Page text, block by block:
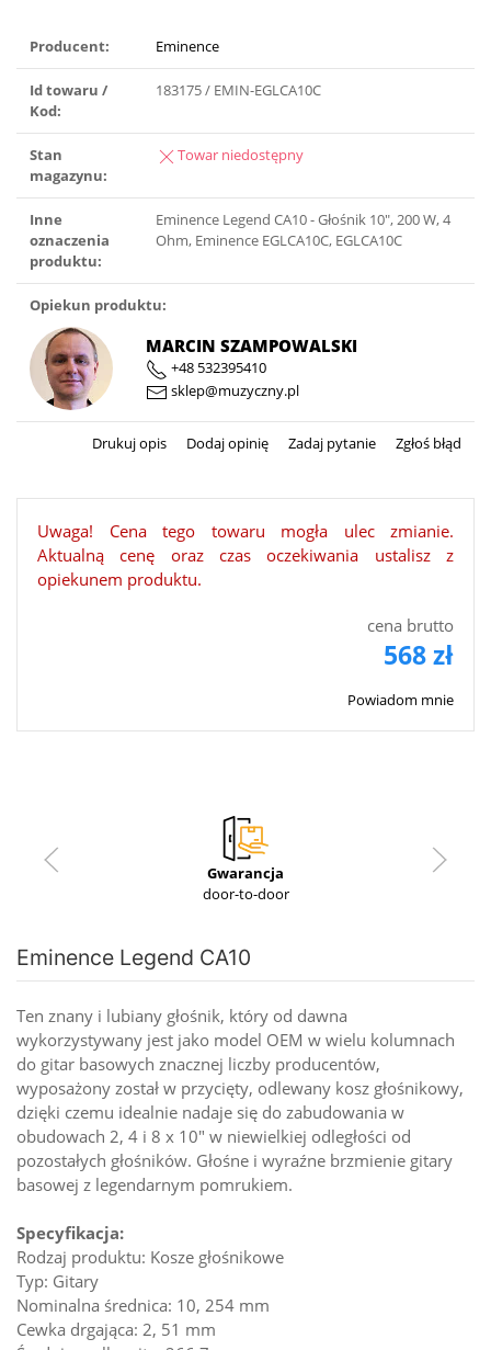
Producent: Eminence
Id towaru /
Kod:
183175 / EMIN-EGLCA10C
Stan
magazynu:
Towar niedostępny
Inne
oznaczenia
produktu:
Eminence Legend CA10 - Głośnik 10″, 200 W, 4
Ohm, Eminence EGLCA10C, EGLCA10C
Opiekun produktu:
MARCIN SZAMPOWALSKI
+48 532395410
sklep@muzyczny.pl
Drukuj opis Dodaj opinię Zadaj pytanie Zgłoś błąd
Uwaga! Cena tego towaru mogła ulec zmianie.
Aktualną cenę oraz czas oczekiwania ustalisz z
opiekunem produktu.
cena brutto
568 zł
Powiadom mnie
Gwarancja
door-to-door
Eminence Legend CA10
Ten znany i lubiany głośnik, który od dawna
wykorzystywany jest jako model OEM w wielu kolumnach
do gitar basowych znacznej liczby producentów,
wyposażony został w przycięty, odlewany kosz głośnikowy,
dzięki czemu idealnie nadaje się do zabudowania w
obudowach 2, 4 i 8 x 10" w niewielkiej odległości od
pozostałych głośników. Głośne i wyraźne brzmienie gitary
basowej z legendarnym pomrukiem.
Specyfikacja:
Rodzaj produktu: Kosze głośnikowe
Typ: Gitary
Nominalna średnica: 10, 254 mm
Cewka drgająca: 2, 51 mm